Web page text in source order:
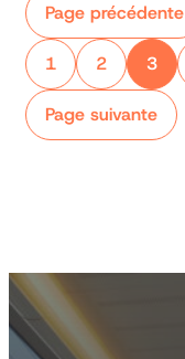
Page précédente
1 2 3
Page suivante